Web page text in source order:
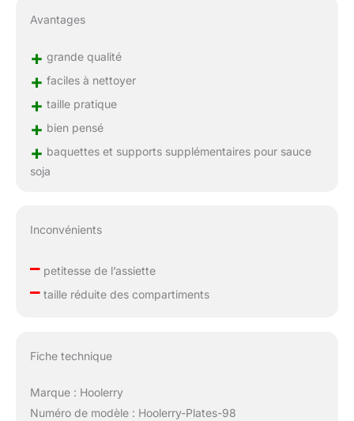
Avantages
+ grande qualité
+ faciles à nettoyer
+ taille pratique
+ bien pensé
+ baquettes et supports supplémentaires pour sauce
soja
Inconvénients
–petitesse de l’assiette
–taille réduite des compartiments
Fiche technique
Marque : Hoolerry
Numéro de modèle : Hoolerry-Plates-98